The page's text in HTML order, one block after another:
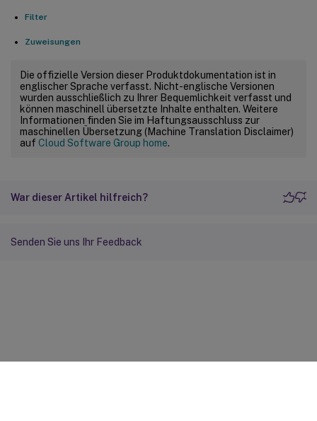
Filter
Zuweisungen
Die offizielle Version dieser Produktdokumentation ist in
englischer Sprache verfasst. Nicht-englische Versionen
wurden ausschließlich zu Ihrer Bequemlichkeit verfasst und
können maschinell übersetzte Inhalte enthalten. Weitere
Informationen finden Sie im Haftungsausschluss zur
maschinellen Übersetzung (Machine Translation Disclaimer)
auf Cloud Software Group home.
War dieser Artikel hilfreich?
Senden Sie uns Ihr Feedback